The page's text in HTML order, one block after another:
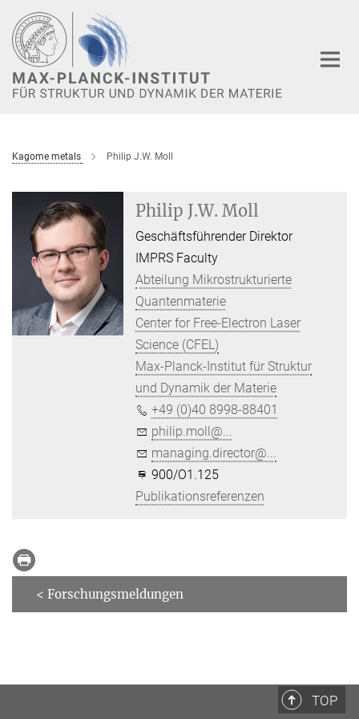
Hauptinhalt
Kagome metals Philip J.W. Moll
Philip J.W. Moll
Geschäftsführender Direktor
IMPRS Faculty
Abteilung Mikrostrukturierte
Quantenmaterie
Center for Free-Electron Laser
Science (CFEL)
Max-Planck-Institut für Struktur
und Dynamik der Materie
+49 (0)40 8998-88401
philip.moll@...
managing.director@...
900/O1.125
Publikationsreferenzen
< Forschungsmeldungen
TOP